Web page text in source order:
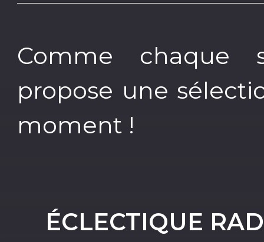
Comme chaque
propose une
moment !
ÉCLECTIQUE